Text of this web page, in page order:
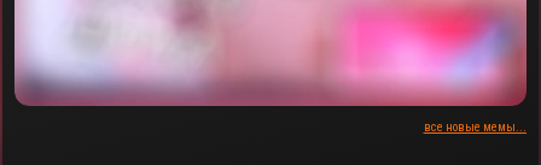
все новые мемы...